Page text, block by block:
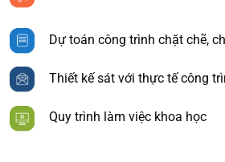
Dự toán công trình chặt chẽ,
Thiết kế sát với thực tế công
Quy trình làm việc khoa học